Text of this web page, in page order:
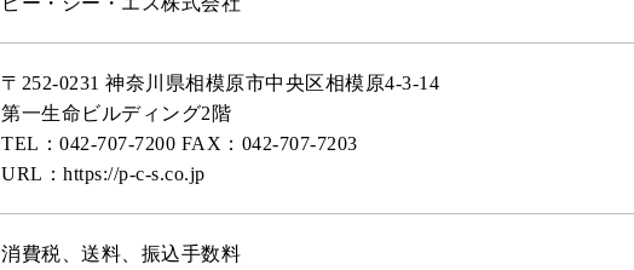
〒252-0231 神奈川県相模原市中央区相模原4-3-14
第一生命ビルディング2階
TEL：042-707-7200 FAX：042-707-7203
URL：https://p-c-s.co.jp
消費税、送料、振込手数料